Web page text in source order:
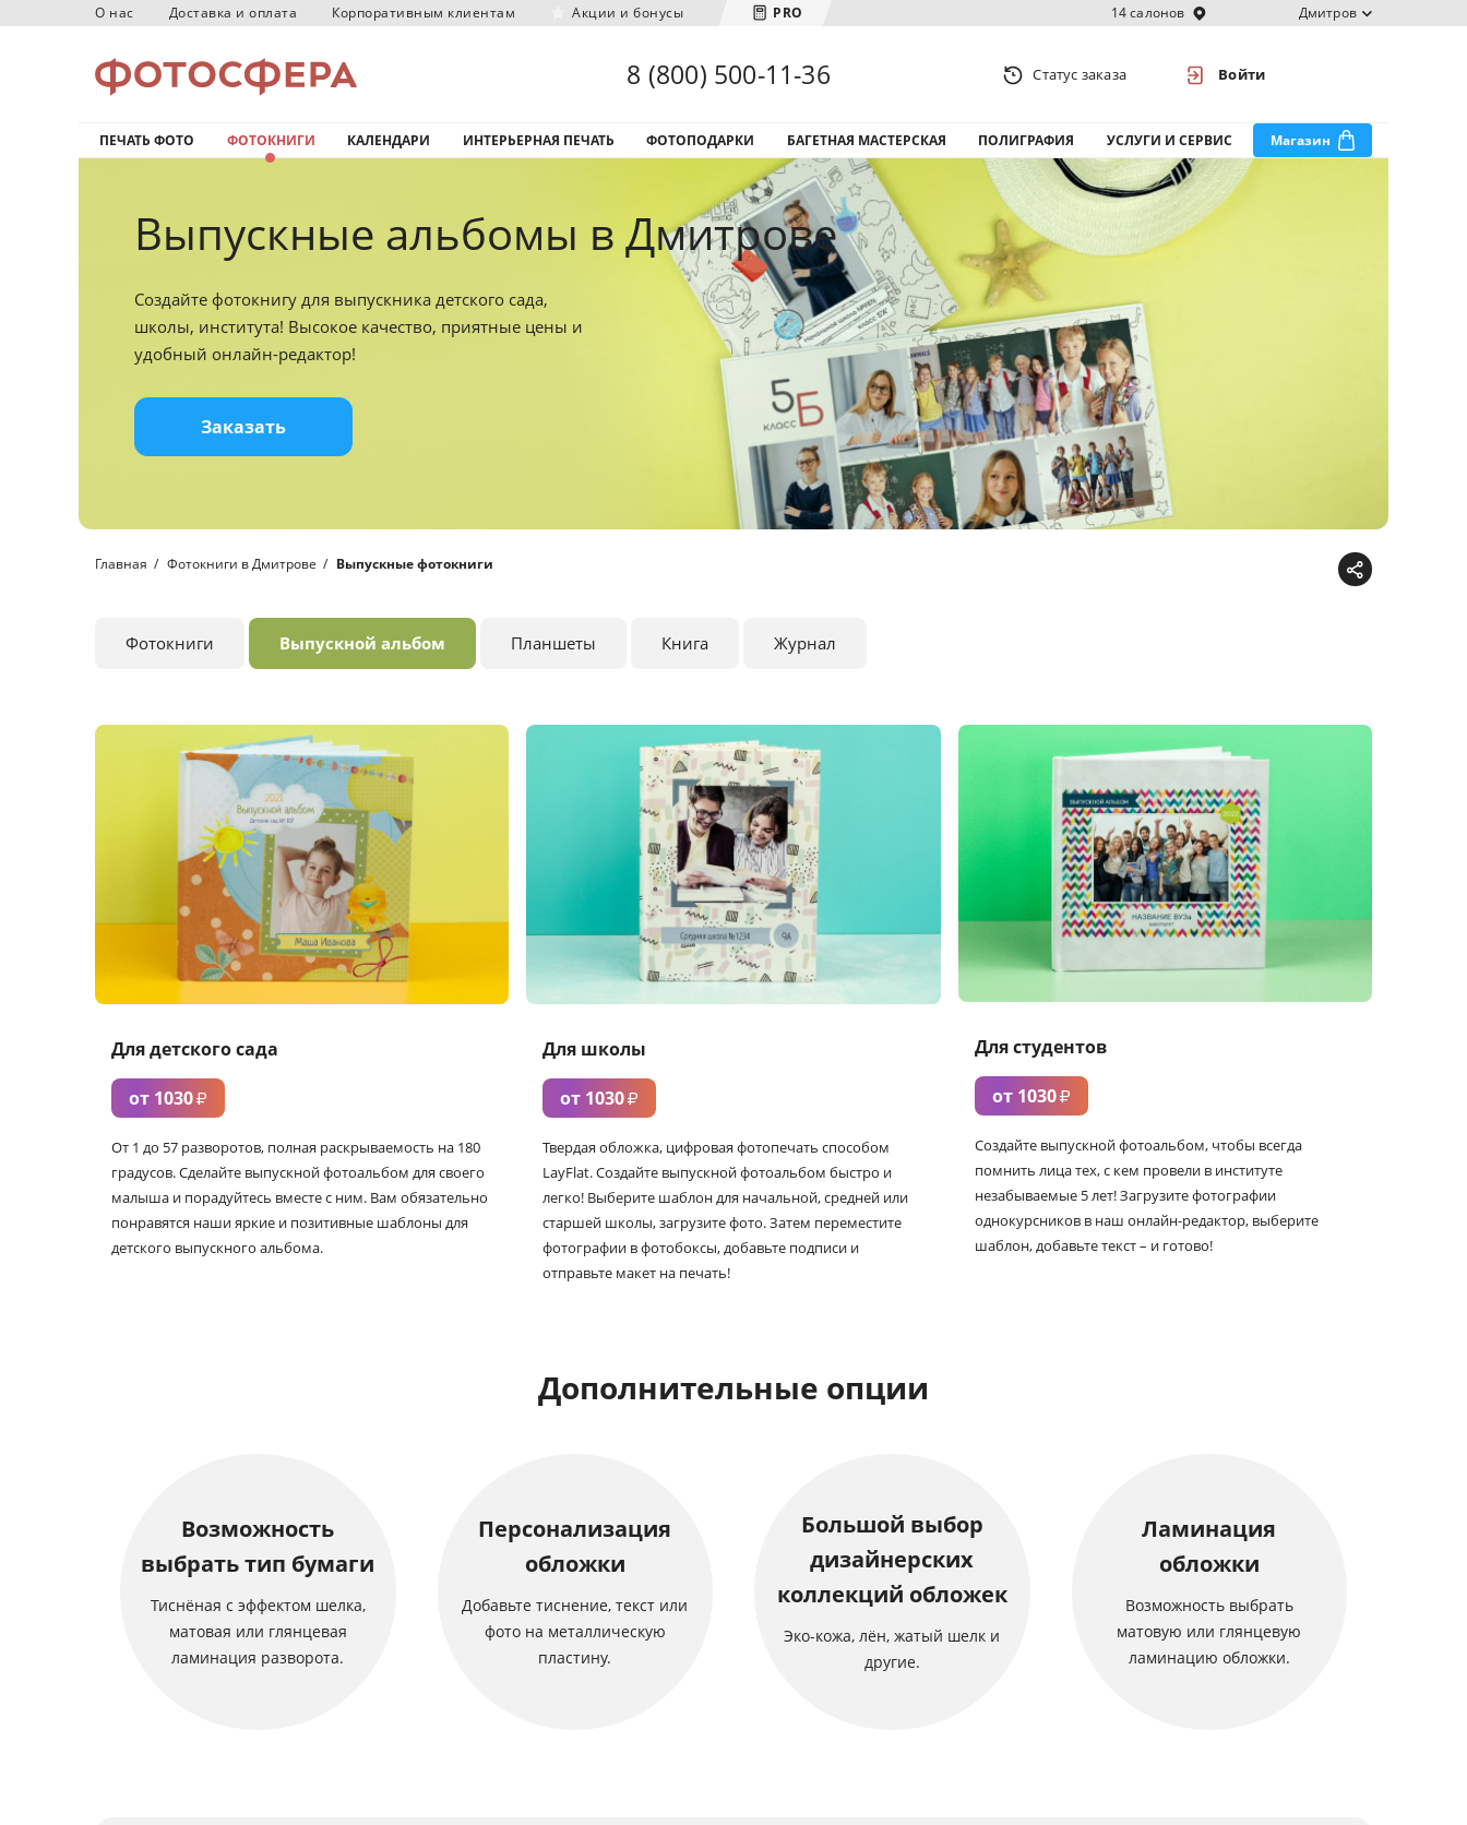
О нас Доставка и оплата Корпоративным клиентам Акции и бонусы PRO 14 салонов Дмитров
Загрузка городов...
8 (800) 500-11-36 Статус заказа Войти
ПЕЧАТЬ ФОТО ФОТОКНИГИ КАЛЕНДАРИ ИНТЕРЬЕРНАЯ ПЕЧАТЬ ФОТОПОДАРКИ БАГЕТНАЯ МАСТЕРСКАЯ ПОЛИГРАФИЯ УСЛУГИ И СЕРВИС Магазин
Выпускные альбомы в Дмитрове
Создайте фотокнигу для выпускника детского сада,
школы, института! Высокое качество, приятные цены и
удобный онлайн-редактор!
Заказать
Главная Фотокниги в Дмитрове Выпускные фотокниги
Фотокниги Выпускной альбом Планшеты Книга Журнал
Для детского сада
от 1030₽
От 1 до 57 разворотов, полная раскрываемость на 180
градусов. Сделайте выпускной фотоальбом для своего
малыша и порадуйтесь вместе с ним. Вам обязательно
понравятся наши яркие и позитивные шаблоны для
детского выпускного альбома.
Для школы
от 1030₽
Твердая обложка, цифровая фотопечать способом
LayFlat. Создайте выпускной фотоальбом быстро и
легко! Выберите шаблон для начальной, средней или
старшей школы, загрузите фото. Затем переместите
фотографии в фотобоксы, добавьте подписи и
отправьте макет на печать!
Для студентов
от 1030₽
Создайте выпускной фотоальбом, чтобы всегда
помнить лица тех, с кем провели в институте
незабываемые 5 лет! Загрузите фотографии
однокурсников в наш онлайн-редактор, выберите
шаблон, добавьте текст – и готово!
Дополнительные опции
Возможность
выбрать тип бумаги
Тиснёная с эффектом шелка,
матовая или глянцевая
ламинация разворота.
Персонализация
обложки
Добавьте тиснение, текст или
фото на металлическую
пластину.
Большой выбор
дизайнерских
коллекций обложек
Эко-кожа, лён, жатый шелк и
другие.
Ламинация
обложки
Возможность выбрать
матовую или глянцевую
ламинацию обложки.